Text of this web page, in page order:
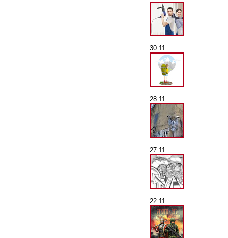
30.11
28.11
27.11
22.11